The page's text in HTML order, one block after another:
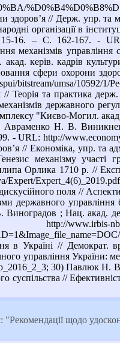
здоров’я // Держ. упр.
організації в
16. – С. 162-167. -
механізмів управління
керів. кадрів
сфери охорони
bitstream/umsa/10592/1/
// Теорія та практика
державного
"Києво-Могил.
Н. В.
- URL: http://
// Економіка, упр. та
механізму участі
Орлика 1710 р. //
поля //
управління
; Нац. акад.
cgi-bin/
в Україні //
управління України:
30) Павлюк Н. В.
суспільства //
щодо